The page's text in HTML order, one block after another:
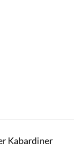
Kabardiner